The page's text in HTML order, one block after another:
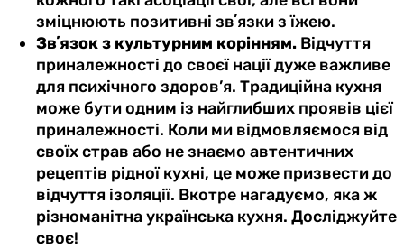
зміцнюють позитивні звʼязки з їжею.
Звʼязок з культурним корінням. Відчуття
приналежності до своєї нації дуже важливе
для психічного здоров’я. Традиційна кухня
може бути одним із найглибших проявів цієї
приналежності. Коли ми відмовляємося від
своїх страв або не знаємо автентичних
рецептів рідної кухні, це може призвести до
відчуття ізоляції. Вкотре нагадуємо, яка ж
різноманітна українська кухня. Досліджуйте
своє!